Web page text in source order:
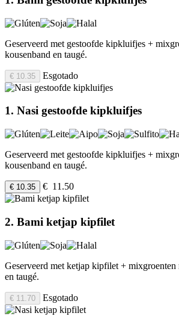
Geserveerd met gestoofde kipkluifjes +
kousenband en taugé.
€ 10.35 Esgotado
1. Nasi gestoofde kipkluifjes
Geserveerd met gestoofde kipkluifjes +
kousenband en taugé.
€ 10.35 € 11.50
2. Bami ketjap kipfilet
Geserveerd met ketjap kipfilet + mixgroenten
en taugé.
€ 11.70 Esgotado